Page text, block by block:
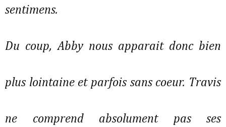
sentimens.
Du coup, Abby nous apparait donc bien
plus lointaine et parfois sans coeur. Travis
ne comprend absolument pas ses